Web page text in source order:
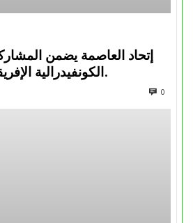
إتحاد العاصمة يضمن
الكونفيدرالية الإفريقية الموسم القادم.
0